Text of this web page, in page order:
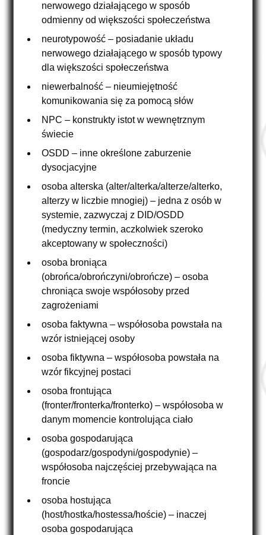
nerwowego działającego w sposób
odmienny od większości społeczeństwa
neurotypowość – posiadanie układu
nerwowego działającego w sposób typowy
dla większości społeczeństwa
niewerbalność – nieumiejętność
komunikowania się za pomocą słów
NPC – konstrukty istot w wewnętrznym
świecie
OSDD – inne określone zaburzenie
dysocjacyjne
osoba alterska (alter/alterka/alterze/alterko,
alterzy w liczbie mnogiej) – jedna z osób w
systemie, zazwyczaj z DID/OSDD
(medyczny termin, aczkolwiek szeroko
akceptowany w społeczności)
osoba broniąca
(obrońca/obrończyni/obrończe) – osoba
chroniąca swoje współosoby przed
zagrożeniami
osoba faktywna – współosoba powstała na
wzór istniejącej osoby
osoba fiktywna – współosoba powstała na
wzór fikcyjnej postaci
osoba frontująca
(fronter/fronterka/fronterko) – współosoba w
danym momencie kontrolująca ciało
osoba gospodarująca
(gospodarz/gospodyni/gospodynie) –
współosoba najczęściej przebywająca na
froncie
osoba hostująca
(host/hostka/hostessa/hoście) – inaczej
osoba gospodarująca